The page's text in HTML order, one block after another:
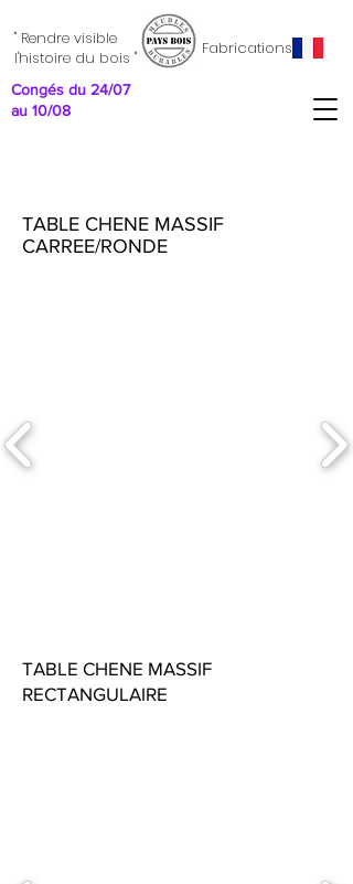
" Rendre visible
l'histoire du bois "
Fabrications
Congés du 24/07
au 10/08
TABLE CHENE MASSIF
CARREE/RONDE
TABLE CHENE MASSIF
RECTANGULAIRE